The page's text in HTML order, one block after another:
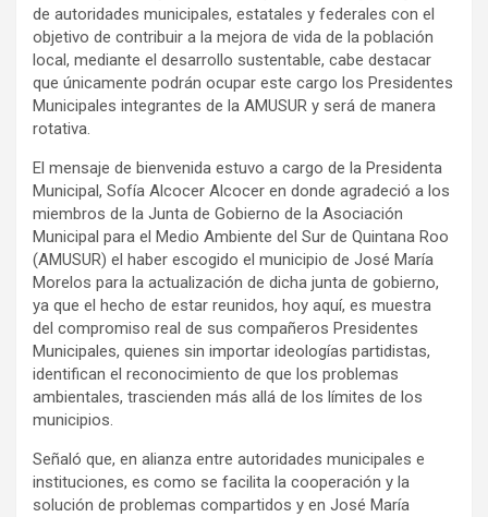
de autoridades municipales, estatales y federales con el
objetivo de contribuir a la mejora de vida de la población
local, mediante el desarrollo sustentable, cabe destacar
que únicamente podrán ocupar este cargo los Presidentes
Municipales integrantes de la AMUSUR y será de manera
rotativa.
El mensaje de bienvenida estuvo a cargo de la Presidenta
Municipal, Sofía Alcocer Alcocer en donde agradeció a los
miembros de la Junta de Gobierno de la Asociación
Municipal para el Medio Ambiente del Sur de Quintana Roo
(AMUSUR) el haber escogido el municipio de José María
Morelos para la actualización de dicha junta de gobierno,
ya que el hecho de estar reunidos, hoy aquí, es muestra
del compromiso real de sus compañeros Presidentes
Municipales, quienes sin importar ideologías partidistas,
identifican el reconocimiento de que los problemas
ambientales, trascienden más allá de los límites de los
municipios.
Señaló que, en alianza entre autoridades municipales e
instituciones, es como se facilita la cooperación y la
solución de problemas compartidos y en José María